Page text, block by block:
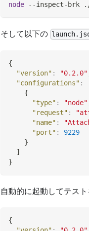
node --inspect-brk ./
そして以下の
{
"version" : "0.2.0"
"configurations" :
{
"type" : "node"
"request" :
"name" :
"port" :
9229
}
]
}
自動的に起動してテス
{